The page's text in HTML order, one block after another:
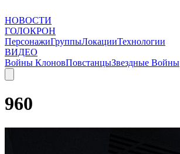
НОВОСТИ
ГОЛОКРОН
ПерсонажиГруппыЛокацииТехнологии
ВИДЕО
Войны КлоновПовстанцыЗвездные Войны
960